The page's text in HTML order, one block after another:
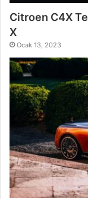
Citroen C4X
X
Ocak 13, 2023